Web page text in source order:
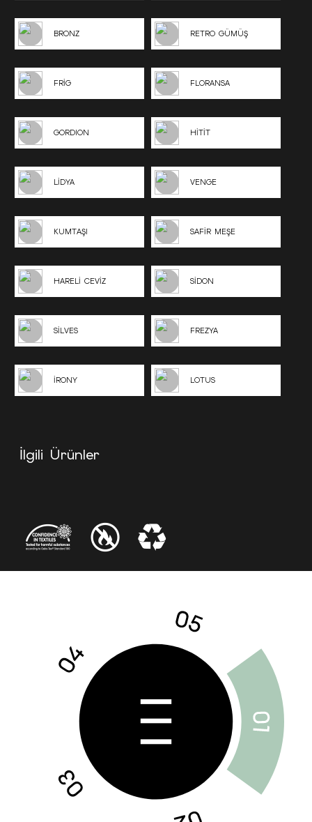
BRONZ RETRO GÜMÜŞ
FRİG FLORANSA
GORDION HİTİT
LİDYA VENGE
KUMTAŞI SAFİR MEŞE
HARELİ CEVİZ SİDON
SİLVES FREZYA
İRONY LOTUS
İlgili Ürünler